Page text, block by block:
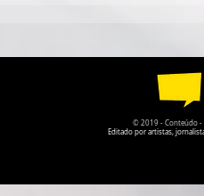
© 2019 - Conteúdo -
Editado por artistas,